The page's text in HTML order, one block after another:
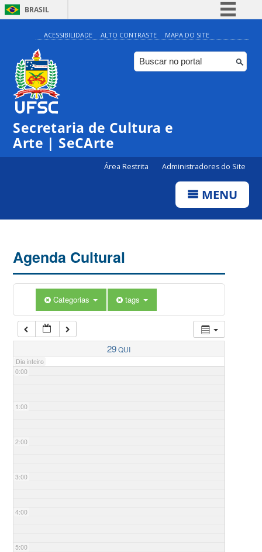
BRASIL
Simplifique!
Comunica BR
Participe
ACESSIBILIDADE ALTO CONTRASTE MAPA DO SITE
Secretaria de Cultura e
Arte | SeCArte
Área Restrita Administradores do Site
MENU
Agenda Cultural
Categorias tags
29QUI
Dia inteiro
0:00
1:00
2:00
3:00
4:00
5:00